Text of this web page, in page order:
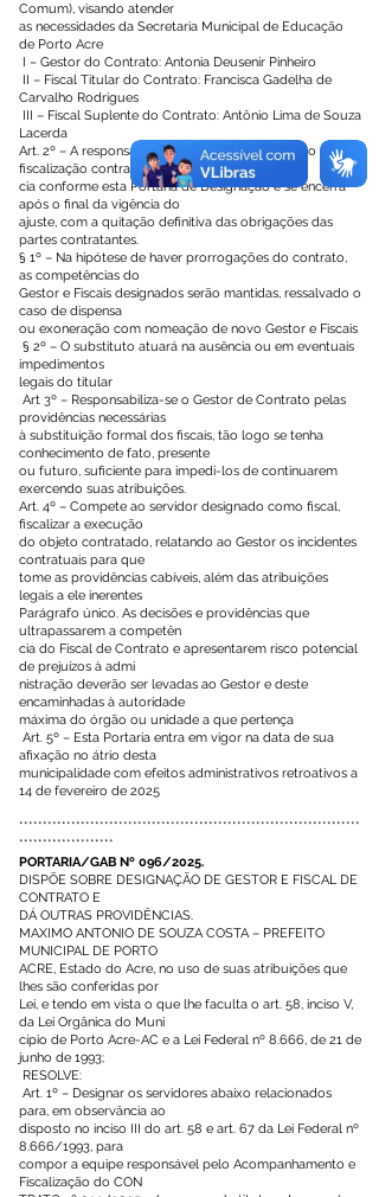
Comum), visando atender
as necessidades da Secretaria Municipal de Educação
de Porto Acre
I – Gestor do Contrato: Antonia Deusenir Pinheiro
II – Fiscal Titular do Contrato: Francisca Gadelha de
Carvalho Rodrigues
III – Fiscal Suplente do Contrato: Antônio Lima de Souza
Lacerda
Art. 2º – A responsabilidade de acompanhamento e
fiscalização contratual se ini
cia conforme esta Portaria de Designação e se encerra
após o final da vigência do
ajuste, com a quitação definitiva das obrigações das
partes contratantes.
§ 1º – Na hipótese de haver prorrogações do contrato,
as competências do
Gestor e Fiscais designados serão mantidas, ressalvado o
caso de dispensa
ou exoneração com nomeação de novo Gestor e Fiscais
§ 2º – O substituto atuará na ausência ou em eventuais
impedimentos
legais do titular
Art 3º – Responsabiliza-se o Gestor de Contrato pelas
providências necessárias
à substituição formal dos fiscais, tão logo se tenha
conhecimento de fato, presente
ou futuro, suficiente para impedi-los de continuarem
exercendo suas atribuições.
Art. 4º – Compete ao servidor designado como fiscal,
fiscalizar a execução
do objeto contratado, relatando ao Gestor os incidentes
contratuais para que
tome as providências cabíveis, além das atribuições
legais a ele inerentes
Parágrafo único. As decisões e providências que
ultrapassarem a competên
cia do Fiscal de Contrato e apresentarem risco potencial
de prejuízos à admi
nistração deverão ser levadas ao Gestor e deste
encaminhadas à autoridade
máxima do órgão ou unidade a que pertença
Art. 5º – Esta Portaria entra em vigor na data de sua
afixação no átrio desta
municipalidade com efeitos administrativos retroativos a
14 de fevereiro de 2025
************************************************************************
********************
PORTARIA/GAB Nº 096/2025.
DISPÕE SOBRE DESIGNAÇÃO DE GESTOR E FISCAL DE
CONTRATO E
DÁ OUTRAS PROVIDÊNCIAS.
MAXIMO ANTONIO DE SOUZA COSTA – PREFEITO
MUNICIPAL DE PORTO
ACRE, Estado do Acre, no uso de suas atribuições que
lhes são conferidas por
Lei, e tendo em vista o que lhe faculta o art. 58, inciso V,
da Lei Orgânica do Muni
cípio de Porto Acre-AC e a Lei Federal nº 8.666, de 21 de
junho de 1993;
RESOLVE:
Art. 1º – Designar os servidores abaixo relacionados
para, em observância ao
disposto no inciso III do art. 58 e art. 67 da Lei Federal nº
8.666/1993, para
compor a equipe responsável pelo Acompanhamento e
Fiscalização do CON